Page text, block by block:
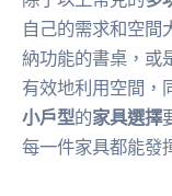
自己的需求和空間
納功能的書桌，或
有效地利用空間，
小戶型的家具選擇
每一件家具都能發